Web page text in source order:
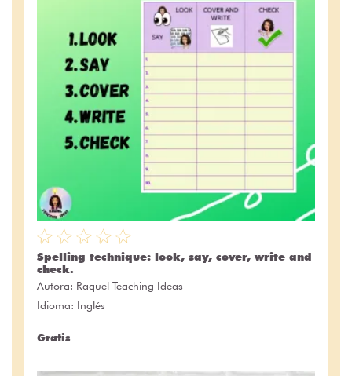
Spelling technique: look, say, cover, write and
check.
Autora: Raquel Teaching Ideas
Idioma: Inglés
Gratis